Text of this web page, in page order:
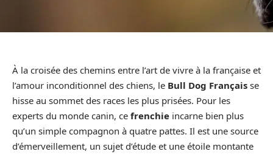
À la croisée des chemins entre l’art de vivre à la française et
l’amour inconditionnel des chiens, le Bull Dog Français se
hisse au sommet des races les plus prisées. Pour les
experts du monde canin, ce frenchie incarne bien plus
qu’un simple compagnon à quatre pattes. Il est une source
d’émerveillement, un sujet d’étude et une étoile montante